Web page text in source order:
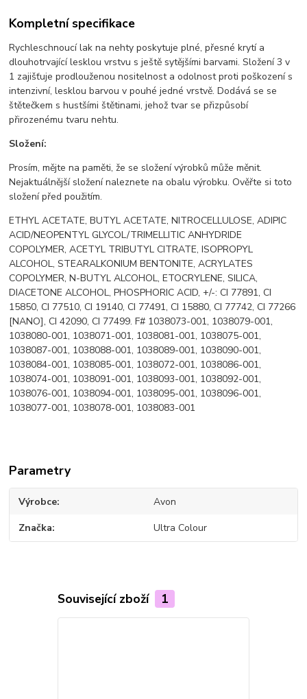
Kompletní specifikace
Rychleschnoucí lak na nehty poskytuje plné, přesné krytí a
dlouhotrvající lesklou vrstvu s ještě sytějšími barvami. Složení 3 v
1 zajišťuje prodlouženou nositelnost a odolnost proti poškození s
intenzivní, lesklou barvou v pouhé jedné vrstvě. Dodává se se
štětečkem s hustšími štětinami, jehož tvar se přizpůsobí
přirozenému tvaru nehtu.
Složení:
Prosím, mějte na paměti, že se složení výrobků může měnit.
Nejaktuálnější složení naleznete na obalu výrobku. Ověřte si toto
složení před použitím.
ETHYL ACETATE, BUTYL ACETATE, NITROCELLULOSE, ADIPIC
ACID/NEOPENTYL GLYCOL/TRIMELLITIC ANHYDRIDE
COPOLYMER, ACETYL TRIBUTYL CITRATE, ISOPROPYL
ALCOHOL, STEARALKONIUM BENTONITE, ACRYLATES
COPOLYMER, N-BUTYL ALCOHOL, ETOCRYLENE, SILICA,
DIACETONE ALCOHOL, PHOSPHORIC ACID, +/-: CI 77891, CI
15850, CI 77510, CI 19140, CI 77491, CI 15880, CI 77742, CI 77266
[NANO], CI 42090, CI 77499. F# 1038073-001, 1038079-001,
1038080-001, 1038071-001, 1038081-001, 1038075-001,
1038087-001, 1038088-001, 1038089-001, 1038090-001,
1038084-001, 1038085-001, 1038072-001, 1038086-001,
1038074-001, 1038091-001, 1038093-001, 1038092-001,
1038076-001, 1038094-001, 1038095-001, 1038096-001,
1038077-001, 1038078-001, 1038083-001
Parametry
Výrobce Avon
Značka Ultra Colour
Související zboží 1